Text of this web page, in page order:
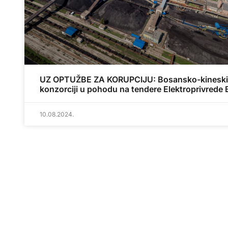
UZ OPTUŽBE ZA KORUPCIJU: Bosansko-kineski
konzorciji u pohodu na tendere Elektroprivrede
10.08.2024.